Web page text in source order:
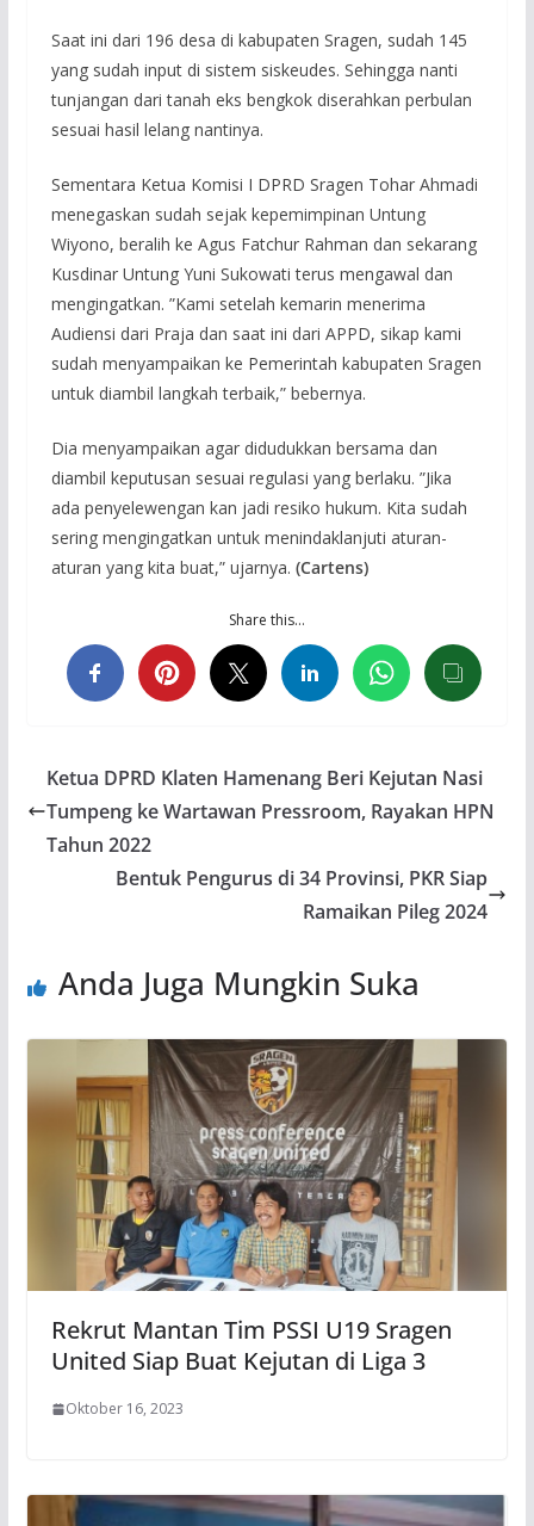
Saat ini dari 196 desa di kabupaten Sragen, sudah 145
yang sudah input di sistem siskeudes. Sehingga nanti
tunjangan dari tanah eks bengkok diserahkan perbulan
sesuai hasil lelang nantinya.
Sementara Ketua Komisi I DPRD Sragen Tohar Ahmadi
menegaskan sudah sejak kepemimpinan Untung
Wiyono, beralih ke Agus Fatchur Rahman dan sekarang
Kusdinar Untung Yuni Sukowati terus mengawal dan
mengingatkan. ”Kami setelah kemarin menerima
Audiensi dari Praja dan saat ini dari APPD, sikap kami
sudah menyampaikan ke Pemerintah kabupaten Sragen
untuk diambil langkah terbaik,” bebernya.
Dia menyampaikan agar didudukkan bersama dan
diambil keputusan sesuai regulasi yang berlaku. ”Jika
ada penyelewengan kan jadi resiko hukum. Kita sudah
sering mengingatkan untuk menindaklanjuti aturan-
aturan yang kita buat,” ujarnya. (Cartens)
Share this…
Ketua DPRD Klaten Hamenang Beri Kejutan Nasi
Tumpeng ke Wartawan Pressroom, Rayakan HPN
Tahun 2022
Bentuk Pengurus di 34 Provinsi, PKR Siap
Ramaikan Pileg 2024
Anda Juga Mungkin Suka
Rekrut Mantan Tim PSSI U19 Sragen
United Siap Buat Kejutan di Liga 3
Oktober 16, 2023